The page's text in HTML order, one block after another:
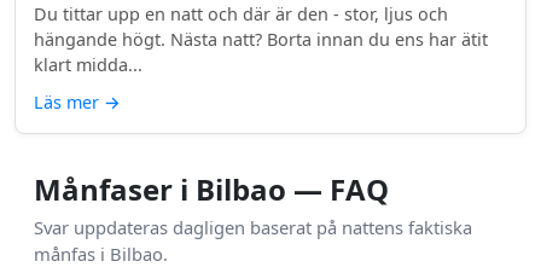
Du tittar upp en natt och där är den - stor, ljus och
hängande högt. Nästa natt? Borta innan du ens har ätit
klart midda...
Läs mer →
Månfaser i Bilbao — FAQ
Svar uppdateras dagligen baserat på nattens faktiska
månfas i Bilbao.